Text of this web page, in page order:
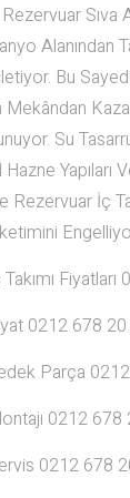
Sıva
Alanından
Bu
Su
Yapıları
Rezervuar İç
0212 678
Parça
0212 678
0212 678